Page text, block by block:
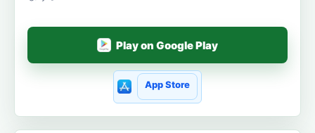
Play on Google Play
App Store